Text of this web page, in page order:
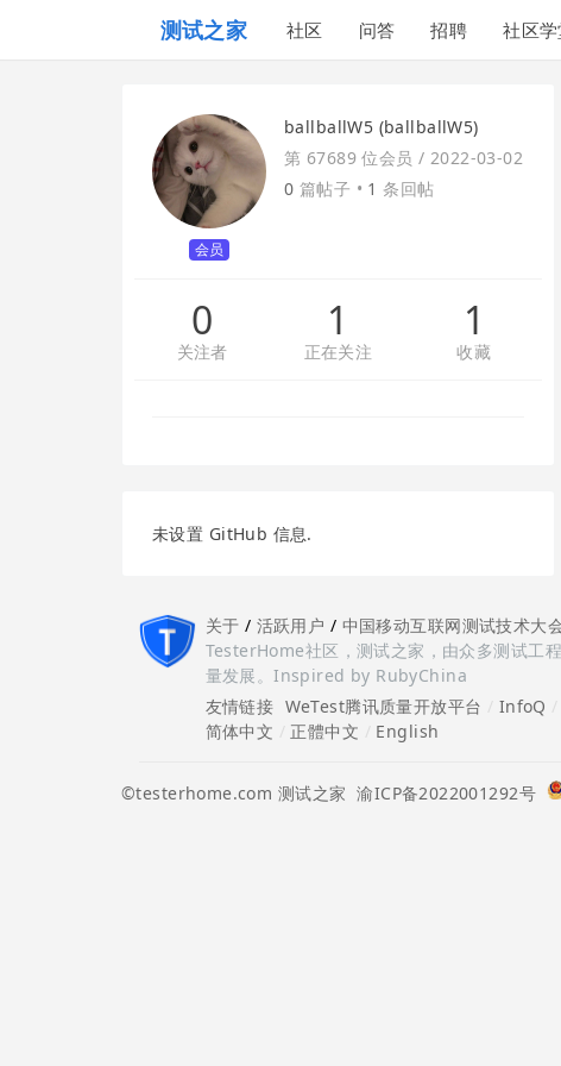
测试之家 社区 问答 招聘 社区
会员
ballballW5 (ballballW5)
第 67689 位会员 / 2022-03-02
0 篇帖子 • 1 条回帖
0
关注者
1
正在关注
1
收藏
未设置 GitHub 信息.
关于 / 活跃用户 / 中国移动互联网测试技术大
TesterHome社区，测试之家，由众多测试工
量发展。Inspired by RubyChina
友情链接 WeTest腾讯质量开放平台 InfoQ
简体中文
正體中文 English
©testerhome.com 测试之家 渝ICP备2022001292号